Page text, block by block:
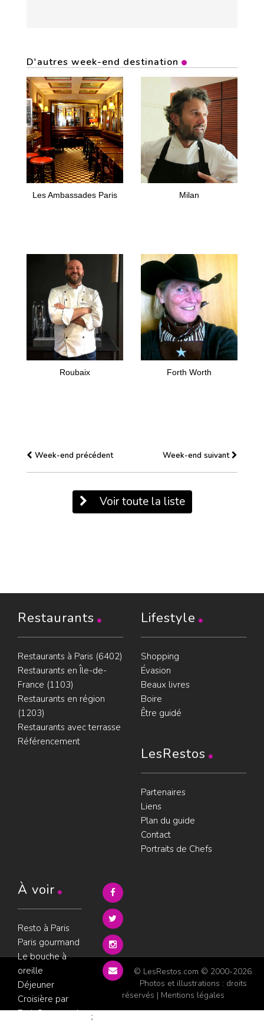
D'autres week-end destination
Les Ambassades Paris Milan
Roubaix Forth Worth
Week-end précédent Week-end suivant
Voir toute la liste
Restaurants
Restaurants à Paris (6402)
Restaurants en Île-de-
France (1103)
Restaurants en région
(1203)
Restaurants avec terrasse
Référencement
Lifestyle
Shopping
Évasion
Beaux livres
Boire
Être guidé
LesRestos
Partenaires
Liens
Plan du guide
Contact
Portraits de Chefs
À voir
Resto à Paris
Paris gourmand
Le bouche à
oreille
Déjeuner
Croisière par
ParisGourmand
© LesRestos.com © 2000-2026.
Photos et illustrations : droits
réservés | Mentions légales
;